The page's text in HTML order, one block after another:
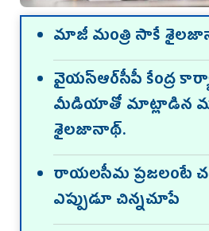
మాజీ మంత్రి సాకే
వైయస్ఆర్‌సీపీ కేంద్ర
మీడియాతో మాట్లాడిన
శైలజానాథ్‌.
రాయలసీమ ప్రజలంటే
ఎప్పుడూ చిన్నచూపే